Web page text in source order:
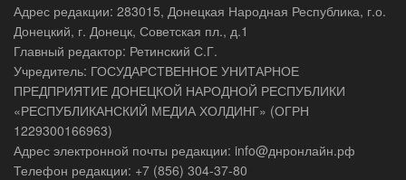
Адрес редакции: 283015, Донецкая Народная Республика, г.о.
Донецкий, г. Донецк, Советская пл., д.1
Главный редактор: Ретинский С.Г.
Учредитель: ГОСУДАРСТВЕННОЕ УНИТАРНОЕ
ПРЕДПРИЯТИЕ ДОНЕЦКОЙ НАРОДНОЙ РЕСПУБЛИКИ
«РЕСПУБЛИКАНСКИЙ МЕДИА ХОЛДИНГ» (ОГРН
1229300166963)
Адрес электронной почты редакции: info@днронлайн.рф
Телефон редакции: +7 (856) 304-37-80